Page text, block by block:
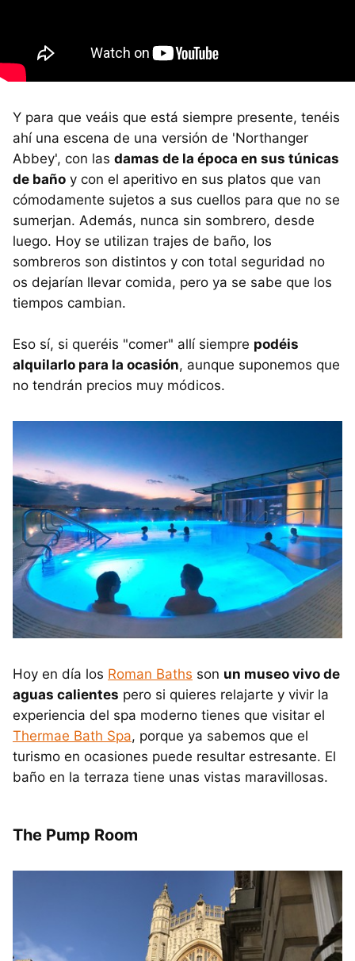
Y para que veáis que está siempre presente, tenéis
ahí una escena de una versión de 'Northanger
Abbey', con las damas de la época en sus túnicas
de baño y con el aperitivo en sus platos que van
cómodamente sujetos a sus cuellos para que no se
sumerjan. Además, nunca sin sombrero, desde
luego. Hoy se utilizan trajes de baño, los
sombreros son distintos y con total seguridad no
os dejarían llevar comida, pero ya se sabe que los
tiempos cambian.
Eso sí, si queréis "comer" allí siempre podéis
alquilarlo para la ocasión, aunque suponemos que
no tendrán precios muy módicos.
Hoy en día los Roman Baths son un museo vivo de
aguas calientes pero si quieres relajarte y vivir la
experiencia del spa moderno tienes que visitar el
Thermae Bath Spa, porque ya sabemos que el
turismo en ocasiones puede resultar estresante. El
baño en la terraza tiene unas vistas maravillosas.
The Pump Room